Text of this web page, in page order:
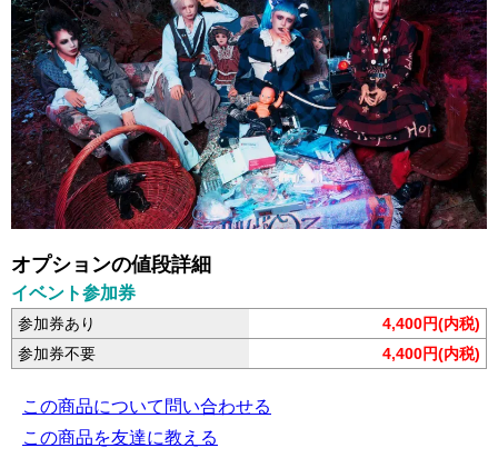
オプションの値段詳細
イベント参加券
参加券あり
4,400円(内税)
参加券不要
4,400円(内税)
この商品について問い合わせる
この商品を友達に教える